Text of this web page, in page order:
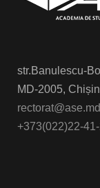
str.Banulescu-
MD-2005,
rectorat@ase.md
+373(022)22-